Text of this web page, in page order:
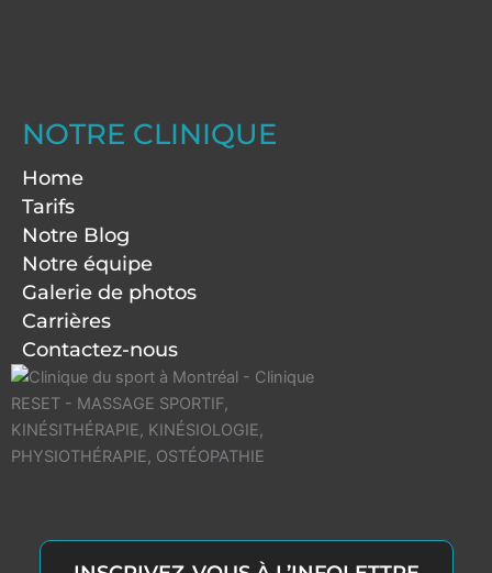
NOTRE CLINIQUE
Home
Tarifs
Notre Blog
Notre équipe
Galerie de photos
Carrières
Contactez-nous